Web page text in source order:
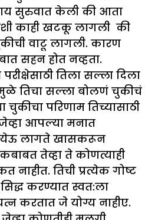
सुरुवात केली की आता
अशी काही खटकू लागली की
वाटू लागली. कारण
सहन होत नव्हता.
तिला सल्ला दिला
तिचा सल्ला बोलणं चुकीचं
चुकीचा परिणाम तिच्यासाठी
आपल्या मनात
येऊ लागते खासकरून
तेव्हा ते कोणत्याही
तिची प्रत्येक गोष्ट
करण्यात स्वत:ला
करतात जे योग्य नाहीए.